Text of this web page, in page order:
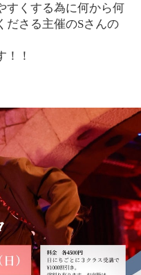
すくする為に何から何
ださる主催のSさんの
！！